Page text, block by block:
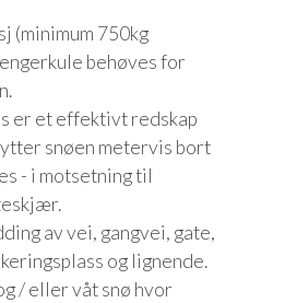
(minimum 750kg
behøves for
er et effektivt redskap
snøen metervis bort
- i motsetning til
av vei, gangvei, gate,
og lignende.
/ eller våt snø hvor